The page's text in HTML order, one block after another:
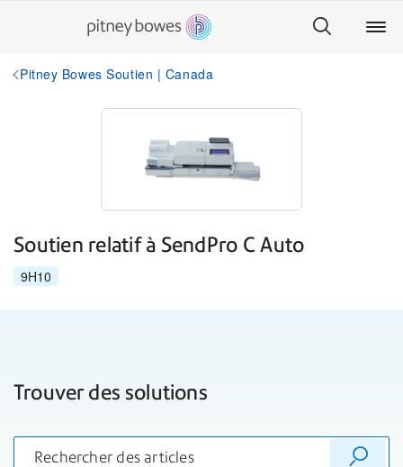
Pitney Bowes Soutien | Canada
Soutien relatif à SendPro C Auto
9H10
Trouver des solutions